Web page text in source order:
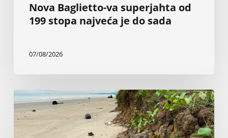
Nova Baglietto-va superjahta od
199 stopa najveća je do sada
07/08/2026
Inženjer
tvrdi
da